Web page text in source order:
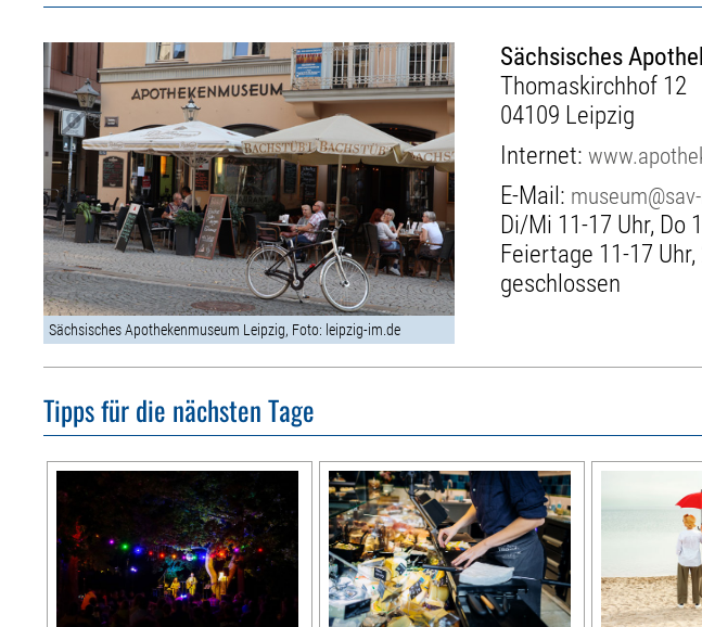
Sächsisches Apothekenmuseum Leipzig, Foto: leipzig-im.de
Sächsisches
Thomaskirchhof 12
04109 Leipzig
Internet:
E-Mail:
Di/Mi 11-17 Uhr, Do
Feiertage 11-17
geschlossen
Tipps für die nächsten Tage